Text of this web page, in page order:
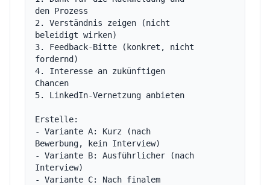
den Prozess
2. Verständnis zeigen (nicht
beleidigt wirken)
3. Feedback-Bitte (konkret, nicht
fordernd)
4. Interesse an zukünftigen
Chancen
5. LinkedIn-Vernetzung anbieten
Erstelle:
- Variante A: Kurz (nach
Bewerbung, kein Interview)
- Variante B: Ausführlicher (nach
Interview)
- Variante C: Nach finalem